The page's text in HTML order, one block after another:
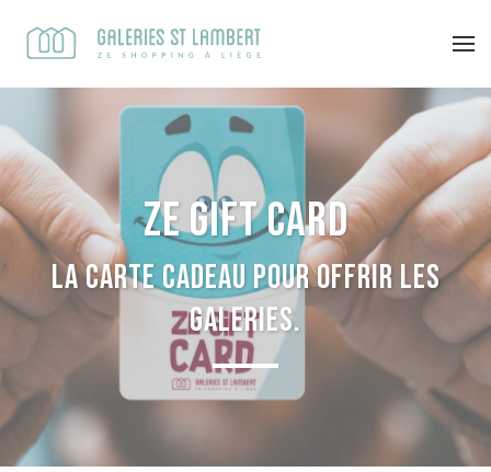
Ze Gift Card
La carte cadeau pour offrir les
Galeries.